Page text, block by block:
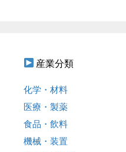
産業分類
化学・材料
医療・製薬
食品・飲料
機械・装置